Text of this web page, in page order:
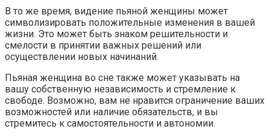
В то же время, видение пьяной женщины может
символизировать положительные изменения в вашей
жизни. Это может быть знаком решительности и
смелости в принятии важных решений или
осуществлении новых начинаний.
Пьяная женщина во сне также может указывать на
вашу собственную независимость и стремление к
свободе. Возможно, вам не нравится ограничение ваших
возможностей или наличие обязательств, и вы
стремитесь к самостоятельности и автономии.